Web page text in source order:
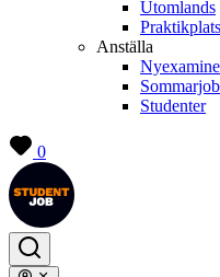
Utomlands
Praktikplats
Anställa
Studenter
0